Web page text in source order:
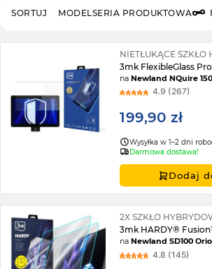
MODELSERIA PRODUKTOWA
SORTUJ
NIETŁUKĄCE SZKŁO
3mk FlexibleGlass
naNewland NQuire
4.9 (267)
199,90 zł
Wysyłka w 1–2 dni
Darmowa dostawa!
Dodaj
2X SZKŁO
3mk HARDY®
naNewland SD100
4.8 (145)